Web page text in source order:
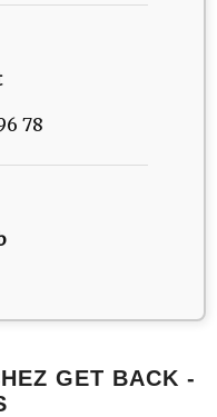
78
GET BACK -